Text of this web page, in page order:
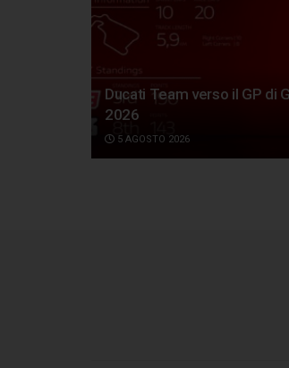
Ducati Team verso il GP di
2026
5 AGOSTO 2026